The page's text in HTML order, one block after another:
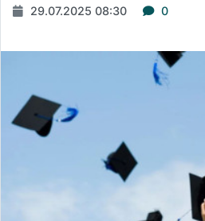
29.07.2025 08:30 0